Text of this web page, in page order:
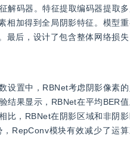
解码器。特征提取编码器提取多
相加得到全局阴影特征。模型重
后，设计了包含整体网络损失
设置中，RBNet考虑阴影像素的
结果显示，RBNet在平均BER值
比，RBNet在阴影区域和非阴
RepConv模块有效减少了运算